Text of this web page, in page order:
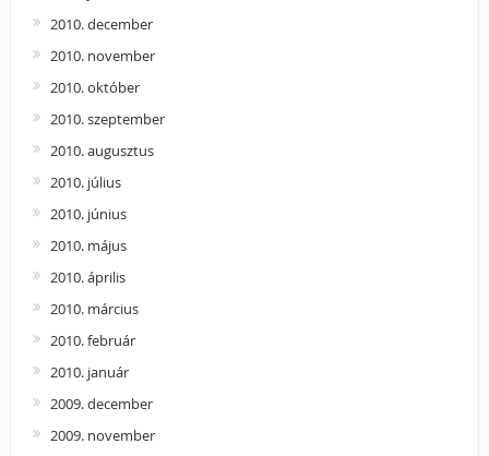
2010. december
2010. november
2010. október
2010. szeptember
2010. augusztus
2010. július
2010. június
2010. május
2010. április
2010. március
2010. február
2010. január
2009. december
2009. november